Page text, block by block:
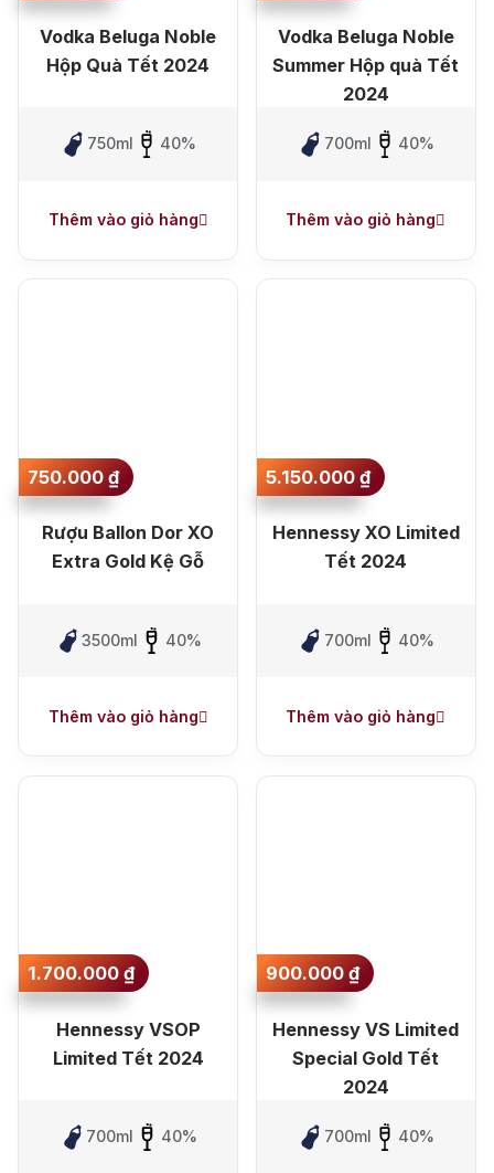
Vodka Beluga Noble
Hộp Quà Tết 2024
750ml 40%
Thêm vào giỏ hàng
Vodka Beluga Noble
Summer Hộp quà Tết
2024
700ml 40%
Thêm vào giỏ hàng
750.000₫
Rượu Ballon Dor XO
Extra Gold Kệ Gỗ
3500ml 40%
Thêm vào giỏ hàng
5.150.000₫
Hennessy XO Limited
Tết 2024
700ml 40%
Thêm vào giỏ hàng
1.700.000₫
Hennessy VSOP
Limited Tết 2024
700ml 40%
900.000₫
Hennessy VS Limited
Special Gold Tết
2024
700ml 40%